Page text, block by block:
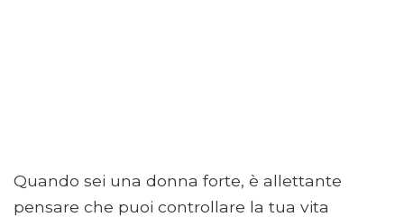
Quando sei una donna forte, è allettante
pensare che puoi controllare la tua vita